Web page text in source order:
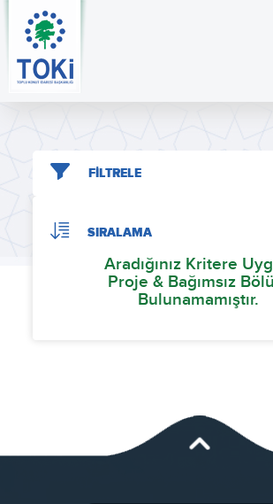
FİLTRELE
SIRALAMA
Aradığınız Kritere
Proje & Bağımsız
Bulunamamıştır.